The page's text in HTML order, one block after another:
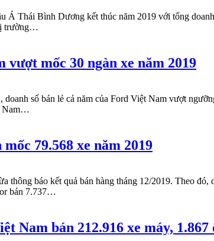
Thái Bình Dương kết thúc năm 2019 với tổng
trường…
vượt mốc 30 ngàn xe năm 2019
số bán lẻ cả năm của Ford Việt Nam vượt
…
79.568 xe năm 2019
báo kết quả bán hàng tháng 12/2019. Theo đó,
bán 7.737…
Nam bán 212.916 xe máy, 1.867